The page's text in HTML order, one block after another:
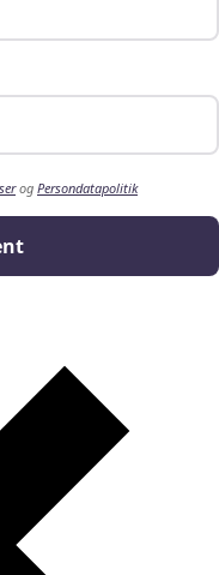
og Persondatapolitik